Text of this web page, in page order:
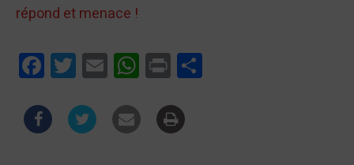
répond et menace !
FacebookTwitterEmail WhatsApp
Print